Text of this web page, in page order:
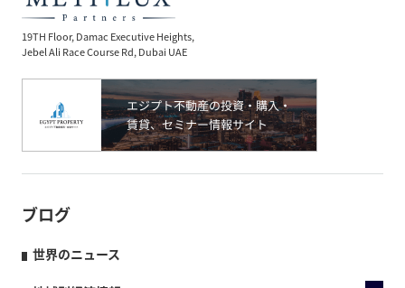
19TH Floor, Damac Executive Heights,
Jebel Ali Race Course Rd, Dubai UAE
ブログ
世界のニュース